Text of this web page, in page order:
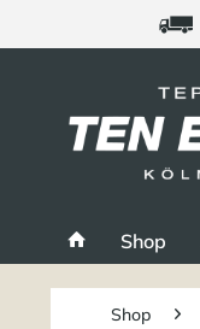
Shop
Shop